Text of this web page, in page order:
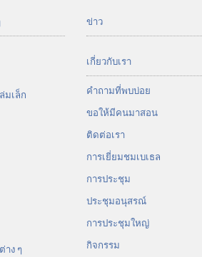
ม​เล็ก
ง​ ๆ
ข่าว
เกี่ยว​กับ​เรา
คำถามที่พบบ่อย
ขอ​ให้​มี​คน​มา​สอน
ติด​ต่อ​เรา
การ​เยี่ยม​ชม​เบเธล
การประชุม
ประชุมอนุสรณ์
การประชุมใหญ่
กิจกรรม